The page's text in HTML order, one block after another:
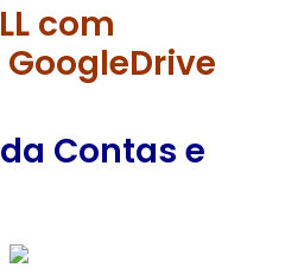
com
Contas e